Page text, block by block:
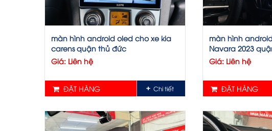
màn hình android oled cho xe kia
carens quận thủ đức
Giá: Liên hệ
ĐẶT HÀNG Chi tiết
màn hình
Navara 2023
Giá: Liên hệ
ĐẶT HÀNG